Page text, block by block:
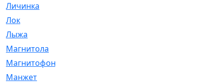
Личинка
Лок
Лыжа
Магнитола
Магнитофон
Манжет